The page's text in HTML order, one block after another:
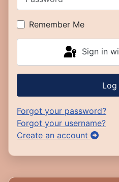
Remember Me
Sign in
Log
Forgot your password?
Forgot your username?
Create an account